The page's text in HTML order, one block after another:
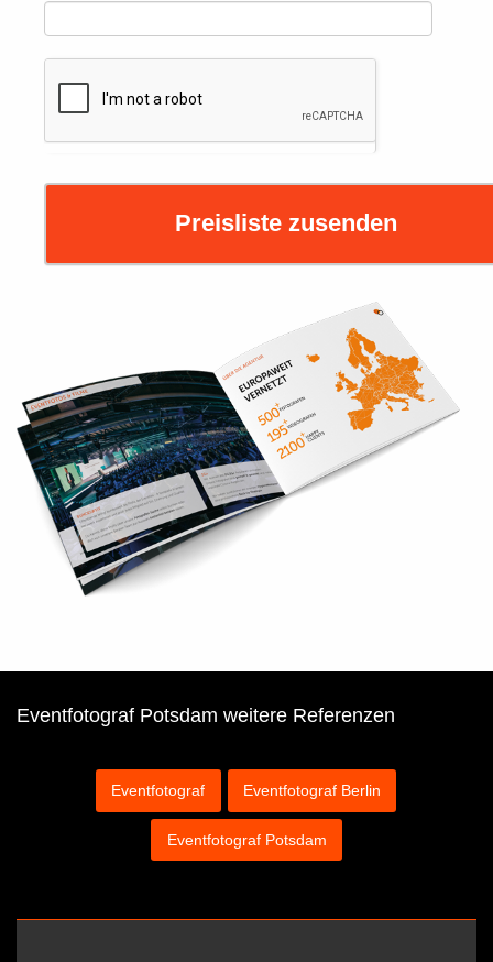
Preisliste zusenden
Eventfotograf Potsdam weitere Referenzen
Eventfotograf Eventfotograf Berlin
Eventfotograf Potsdam